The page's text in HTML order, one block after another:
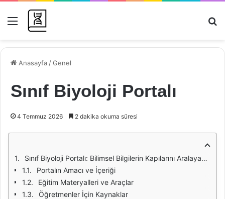
Menü
Anasayfa /Genel
Sınıf Biyoloji Portalı
4 Temmuz 2026 2 dakika okuma süresi
Sınıf Biyoloji Portalı: Bilimsel Bilgilerin Kapılarını Aralayan Bir Kaynak
Portalın Amacı ve İçeriği
Eğitim Materyalleri ve Araçlar
Öğretmenler İçin Kaynaklar